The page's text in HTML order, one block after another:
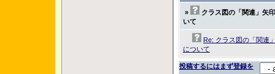
»
クラス図の「関連」矢
いて
Re: クラス図の「関連
について
投稿するにはまず登録を